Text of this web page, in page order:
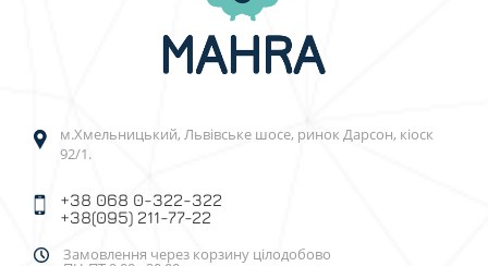
м.Хмельницький, Львівське шосе, ринок Дарсон, кіоск
92/1.
+38 068 0-322-322
+38(095) 211-77-22
Замовлення через корзину цілодобово